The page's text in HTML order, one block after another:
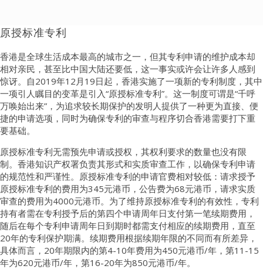
原授标准专利
香港是全球生活成本最高的城市之一，但其专利申请的维护成本却
相对亲民，甚至比中国大陆还要低，这一事实或许会让许多人感到
惊讶。自2019年12月19日起，香港实施了一项新的专利制度，其中
一项引人瞩目的变革是引入“原授标准专利”。这一制度可谓是“千呼
万唤始出来”，为追求较长期保护的发明人提供了一种更为直接、便
捷的申请选项，同时为确保专利的审查与程序切合香港需要打下重
要基础。
原授标准专利无需预先申请或授权，其权利要求的数量也没有限
制。香港知识产权署负责其形式和实质审查工作，以确保专利申请
的规范性和严谨性。原授标准专利的申请官费相对较低：请求授予
原授标准专利的费用为345元港币，公告费为68元港币，请求实质
审查的费用为4000元港币。为了维持原授标准专利的有效性，专利
持有者需在专利授予后的第四个申请周年日支付第一笔续期费用，
随后在每个专利申请周年日到期时都需支付相应的续期费用，直至
20年的专利保护期满。续期费用根据续期年限的不同而有所差异，
具体而言，20年期限内的第4-10年费用为450元港币/年，第11-15
年为620元港币/年，第16-20年为850元港币/年。